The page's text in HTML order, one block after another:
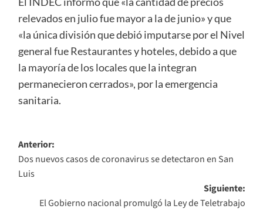
relevados en julio fue mayor a la de junio» y que
«la única división que debió imputarse por el Nivel
general fue Restaurantes y hoteles, debido a que
la mayoría de los locales que la integran
permanecieron cerrados», por la emergencia
sanitaria.
Navegación
de
entradas
Anterior:
Dos nuevos casos de coronavirus se detectaron en San
Luis
Siguiente:
El Gobierno nacional promulgó la Ley de Teletrabajo